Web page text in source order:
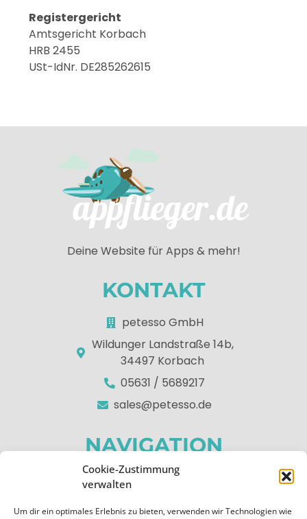
Cookie-Zustimmung
verwalten
Um dir ein optimales Erlebnis zu bieten, verwenden wir Technologien wie
Registergericht
Amtsgericht Korbach
HRB 2455
USt-IdNr. DE285262615
Deine Website für Apps & mehr!
KONTAKT
petesso GmbH
Wildunger Landstraße 14b,
34497 Korbach
05631 / 5689217
sales@petesso.de
NAVIGATION
Home